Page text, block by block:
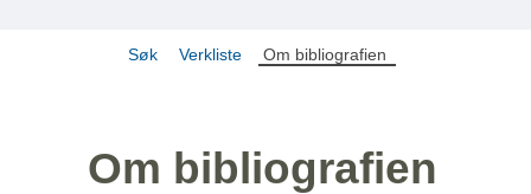
Søk Verkliste Om bibliografien
Om bibliografien